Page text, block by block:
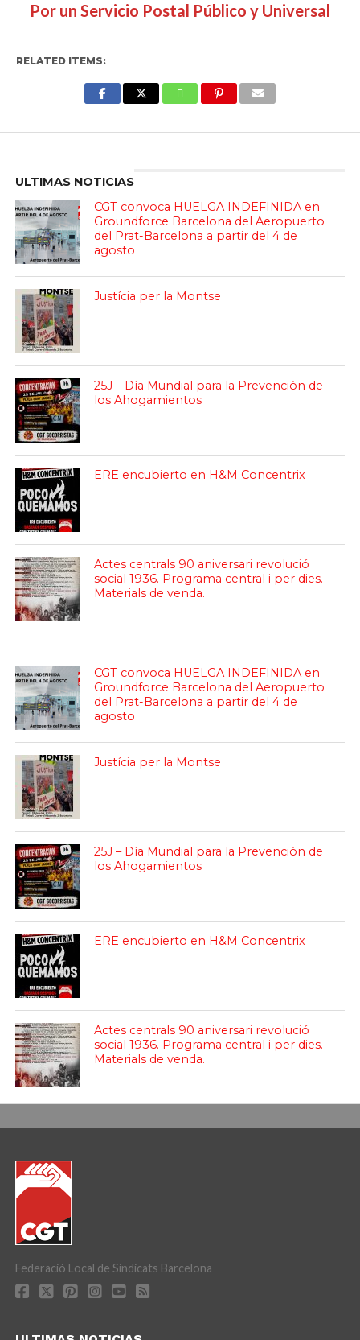
Por un Servicio Postal Público y Universal
RELATED ITEMS:
ULTIMAS NOTICIAS
CGT convoca HUELGA INDEFINIDA en
Groundforce Barcelona del Aeropuerto
del Prat-Barcelona a partir del 4 de
agosto
Justícia per la Montse
25J – Día Mundial para la Prevención de
los Ahogamientos
ERE encubierto en H&M Concentrix
Actes centrals 90 aniversari revolució
social 1936. Programa central i per dies.
Materials de venda.
CGT convoca HUELGA INDEFINIDA en
Groundforce Barcelona del Aeropuerto
del Prat-Barcelona a partir del 4 de
agosto
Justícia per la Montse
25J – Día Mundial para la Prevención de
los Ahogamientos
ERE encubierto en H&M Concentrix
Actes centrals 90 aniversari revolució
social 1936. Programa central i per dies.
Materials de venda.
Federació Local de Sindicats Barcelona